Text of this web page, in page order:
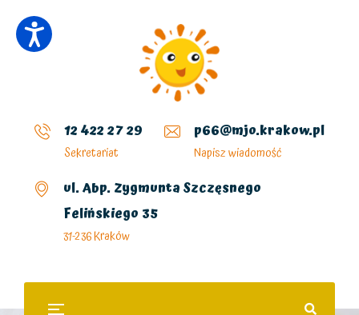
12 422 27 29
Sekretariat
p66@mjo.krakow.pl
Napisz wiadomość
ul. Abp. Zygmunta Szczęsnego
Felińskiego 35
31-236 Kraków